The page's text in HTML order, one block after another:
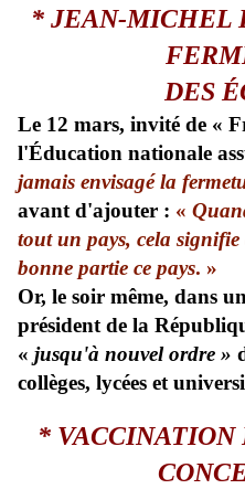
* JEAN-MICHEL
DES
Le 12 mars, invité de «
l'Éducation nationale
jamais envisagé la
avant d'ajouter : «
tout un pays, cela signifie
bonne partie ce pays. »
Or, le soir même, dans
président de la
« jusqu'à nouvel ordre »
collèges, lycées et
* VACCINATION